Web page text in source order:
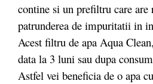
contine si un prefiltru care are
patrunderea de impuritatii in
Acest filtru de apa Aqua
data la 3 luni sau dupa
Astfel vei beneficia de o apa